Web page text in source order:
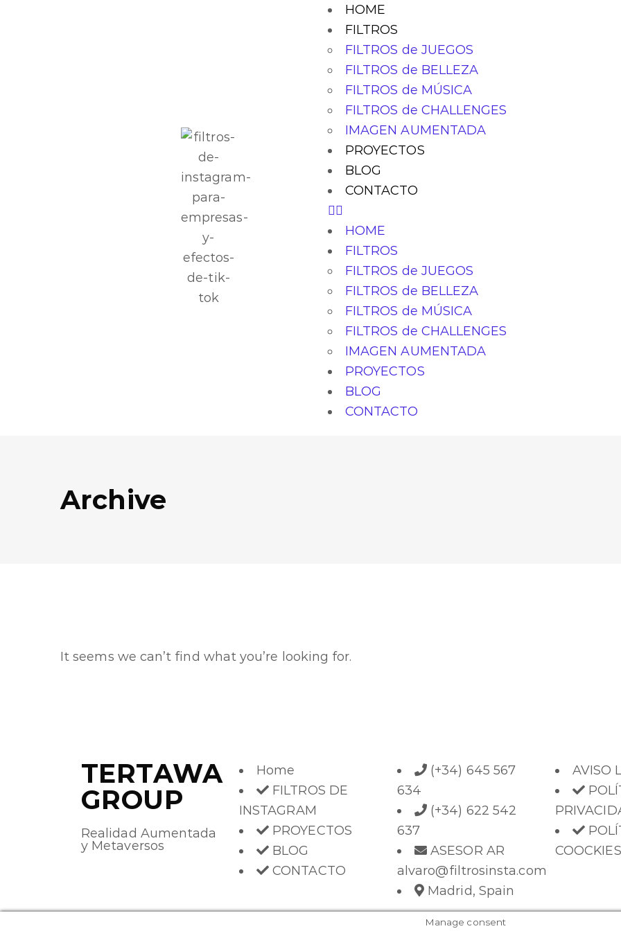
HOME
FILTROS
FILTROS de JUEGOS
FILTROS de BELLEZA
FILTROS de MÚSICA
FILTROS de CHALLENGES
IMAGEN AUMENTADA
PROYECTOS
BLOG
CONTACTO
HOME
FILTROS
FILTROS de JUEGOS
FILTROS de BELLEZA
FILTROS de MÚSICA
FILTROS de CHALLENGES
IMAGEN AUMENTADA
PROYECTOS
BLOG
CONTACTO
Archive
It seems we can’t find what you’re looking for.
TERTAWA
GROUP
Realidad Aumentada
y Metaversos
Home
FILTROS DE
INSTAGRAM
PROYECTOS
BLOG
CONTACTO
(+34) 645 567
634
(+34) 622 542
637
ASESOR AR
alvaro@filtrosinsta.com
Madrid, Spain
AVISO
COOCKIES
Manage consent